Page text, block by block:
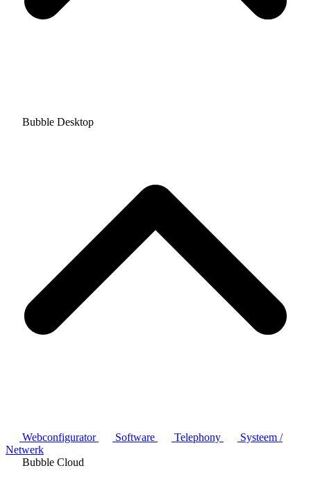
Bubble Desktop
Webconfigurator Software Telephony
Systeem /
Netwerk
Bubble Cloud